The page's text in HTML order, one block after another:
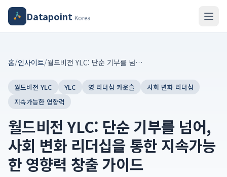
Datapoint Korea
홈/인사이트/ 월드비전 YLC: 단순 기부를 넘어, 사회 변화 리더십을 통한 지속가능한 영향력 창출 가이드
월드비전 YLC YLC 영 리더십 카운슬
사회 변화 리더십
지속가능한 영향력
월드비전 YLC: 단순 기부를 넘어,
사회 변화 리더십을 통한 지속가능
한 영향력 창출 가이드